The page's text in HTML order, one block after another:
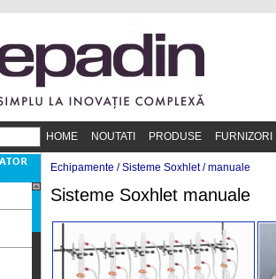
HOME NOUTATI PRODUSE FURNIZORI
Echipamente /Sisteme Soxhlet/manuale
Sisteme Soxhlet manuale